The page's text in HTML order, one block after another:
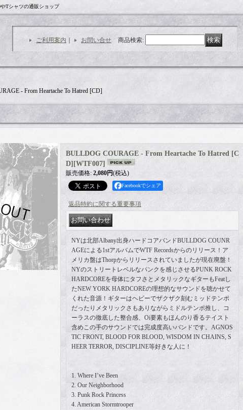
Tシャツの通販ショップ
ご利用案内 お問い合せ 商品検索:
- From Heartache To Hatred [CD]
BULLDOG COURAGE - From Heartache To Hatred [C
D] [WTF007]
販売価格: 2,080円(税込)
Facebookでシェア
返品特約に関する重要事項
NYは北部Albany出身ハードコアバンドBULLDOG COUNR
AGEによる1stアルバムでWTF Recordsからのリリース！ア
メリカ盤はThorpからリリースされていましたが現在廃盤！
NYのストリートレベルなパンクを感じさせるPUNK ROCK
HARDCOREを母体にタフさとメタリックなギターもFeatし
たNEW YORK HARDCOREの理想的なサウンドを聴かせて
くれた音源！ギターはヘビーでザクザク刻むミッドテンポ
だったりメタリックさもありながらミドルテンポ推し、コ
ーラスの徹底した整合感、Oi要素もほんのり香るテイスト
含めこの手のサウンドでは完成度高いバンドです。AGNOS
TIC FRONT, BLOOD FOR BLOOD, WISDOM IN CHAINS, S
HEER TERROR, DISCIPLINE等好きな人に！
1. Where I’ve Been
2. Our Neighborhood
3. Punk Rock Princess
4. American Stormtrooper